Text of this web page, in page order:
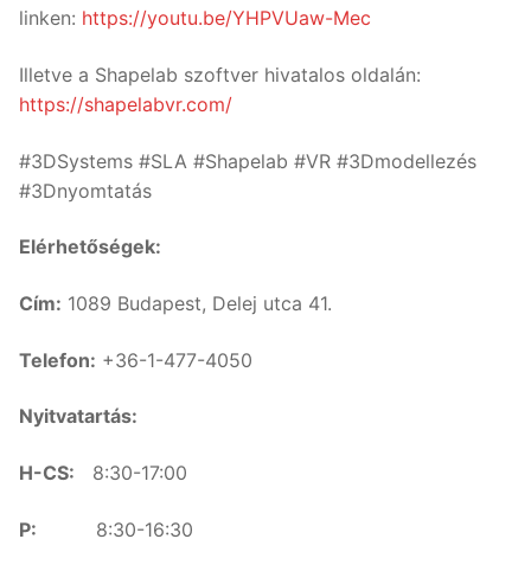
linken: https://youtu.be/YHPVUaw-Mec
Illetve a Shapelab szoftver hivatalos oldalán:
https://shapelabvr.com/
#3DSystems #SLA #Shapelab #VR #3Dmodellezés
#3Dnyomtatás
Elérhetőségek:
Cím: 1089 Budapest, Delej utca 41.
Telefon: +36-1-477-4050
Nyitvatartás:
H-CS: 8:30-17:00
P: 8:30-16:30